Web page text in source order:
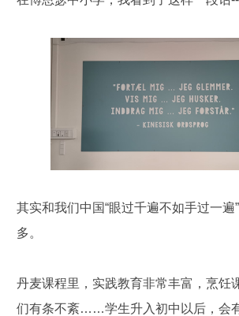
其实和我们中国“眼过千遍不如手过一遍
多。
丹麦课程里，实践教育非常丰富，烹饪
们有条不紊……学生升入初中以后，会